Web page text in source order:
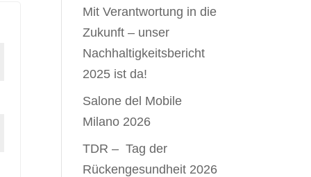
Mit Verantwortung in die
Zukunft – unser
Nachhaltigkeitsbericht
2025 ist da!
Salone del Mobile
Milano 2026
TDR – Tag der
Rückengesundheit 2026